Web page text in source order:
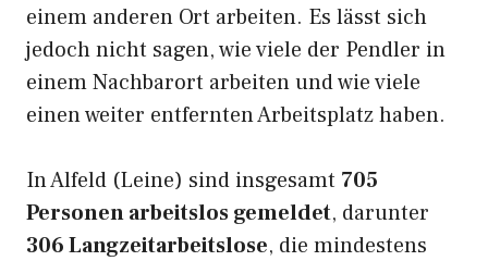
einem anderen Ort arbeiten. Es lässt sich
jedoch nicht sagen, wie viele der Pendler in
einem Nachbarort arbeiten und wie viele
einen weiter entfernten Arbeitsplatz haben.
In Alfeld (Leine) sind insgesamt 705
Personen arbeitslos gemeldet, darunter
306 Langzeitarbeitslose, die mindestens